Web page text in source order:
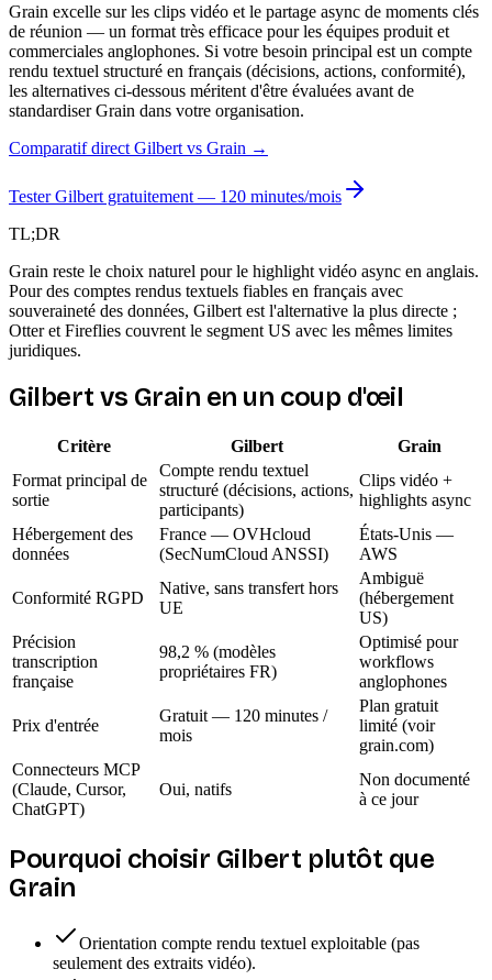
Grain excelle sur les clips vidéo et le partage async de moments clés
de réunion — un format très efficace pour les équipes produit et
commerciales anglophones. Si votre besoin principal est un compte
rendu textuel structuré en français (décisions, actions, conformité),
les alternatives ci-dessous méritent d'être évaluées avant de
standardiser Grain dans votre organisation.
Comparatif direct Gilbert vs Grain →
Tester Gilbert gratuitement — 120 minutes/mois
TL;DR
Grain reste le choix naturel pour le highlight vidéo async en anglais.
Pour des comptes rendus textuels fiables en français avec
souveraineté des données, Gilbert est l'alternative la plus directe ;
Otter et Fireflies couvrent le segment US avec les mêmes limites
juridiques.
Gilbert vs Grain en un coup d'œil
Critère Gilbert
Grain
Format principal de
sortie
Compte rendu textuel
structuré (décisions, actions,
participants)
Clips vidéo +
highlights async
Hébergement des
données
France — OVHcloud
(SecNumCloud ANSSI)
États-Unis —
AWS
Conformité RGPD
Native, sans transfert hors
UE
Ambiguë
(hébergement
US)
Précision
transcription
française
98,2 % (modèles
propriétaires FR)
Optimisé pour
workflows
anglophones
Prix d'entrée
Gratuit — 120 minutes /
mois
Plan gratuit
limité (voir
grain.com)
Connecteurs MCP
(Claude, Cursor,
ChatGPT)
Oui, natifs
Non documenté
à ce jour
Pourquoi choisir Gilbert plutôt que
Grain
Orientation compte rendu textuel exploitable (pas
seulement des extraits vidéo).